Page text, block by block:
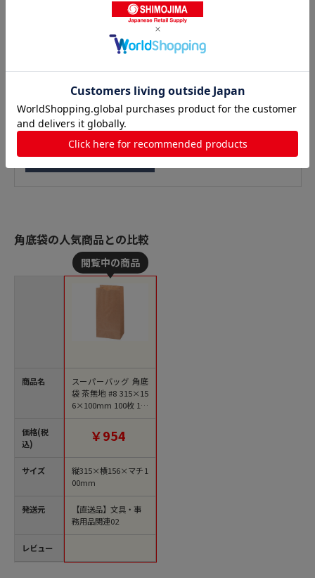
角底袋の人気商品との比較
商品名
価格(税
込)
サイズ
発送元
レビュー
スーパーバッグ 角底
袋 茶無地 #8 315×15
6×100mm 100枚 1パ
ック（ご注文単位1パ
ック)【直送品】
￥954
縦315×横156×マチ1
00mm
【直送品】文具・事
務用品関連02